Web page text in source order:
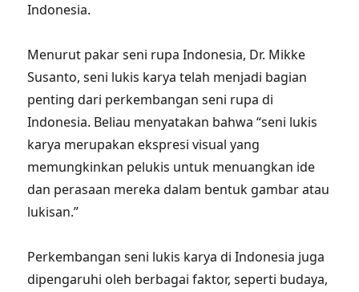
Indonesia.
Menurut pakar seni rupa Indonesia, Dr. Mikke
Susanto, seni lukis karya telah menjadi bagian
penting dari perkembangan seni rupa di
Indonesia. Beliau menyatakan bahwa “seni lukis
karya merupakan ekspresi visual yang
memungkinkan pelukis untuk menuangkan ide
dan perasaan mereka dalam bentuk gambar atau
lukisan.”
Perkembangan seni lukis karya di Indonesia juga
dipengaruhi oleh berbagai faktor, seperti budaya,